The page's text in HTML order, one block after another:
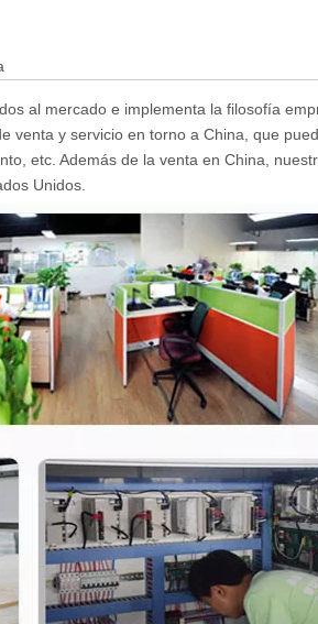
al mercado e implementa la filosofía
venta y servicio en torno a China, que
etc. Además de la venta en China,
Unidos.